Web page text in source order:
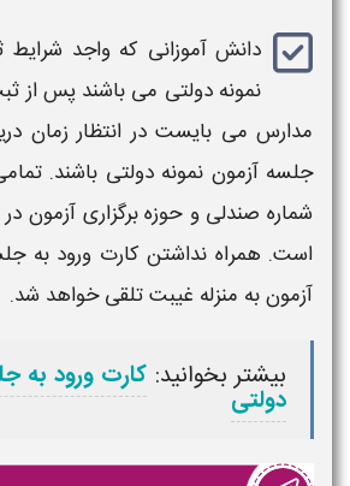
دانش آموزانی که واجد شرایط
نمونه دولتی می باشند پس از
مدارس می بایست در انتظار زمان
جلسه آزمون نمونه دولتی باشند.
شماره صندلی و حوزه برگزاری آزمون
است. همراه نداشتن کارت ورود به
آزمون به منزله غیبت تلقی خواهد شد.
بیشتر بخوانید: کارت ورود به
دولتی